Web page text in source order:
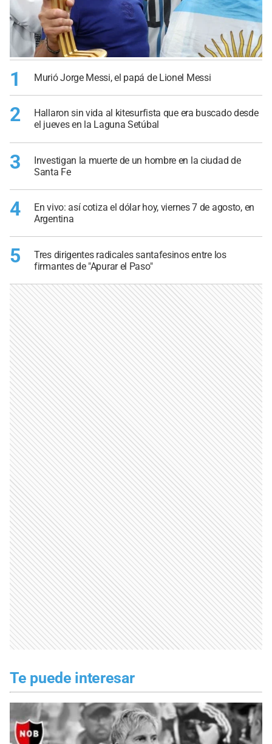
1 Murió Jorge Messi, el papá de Lionel Messi
2
Hallaron sin vida al kitesurfista que era buscado desde
el jueves en la Laguna Setúbal
3
Investigan la muerte de un hombre en la ciudad de
Santa Fe
4
En vivo: así cotiza el dólar hoy, viernes 7 de agosto, en
Argentina
5
Tres dirigentes radicales santafesinos entre los
firmantes de "Apurar el Paso"
Te puede interesar